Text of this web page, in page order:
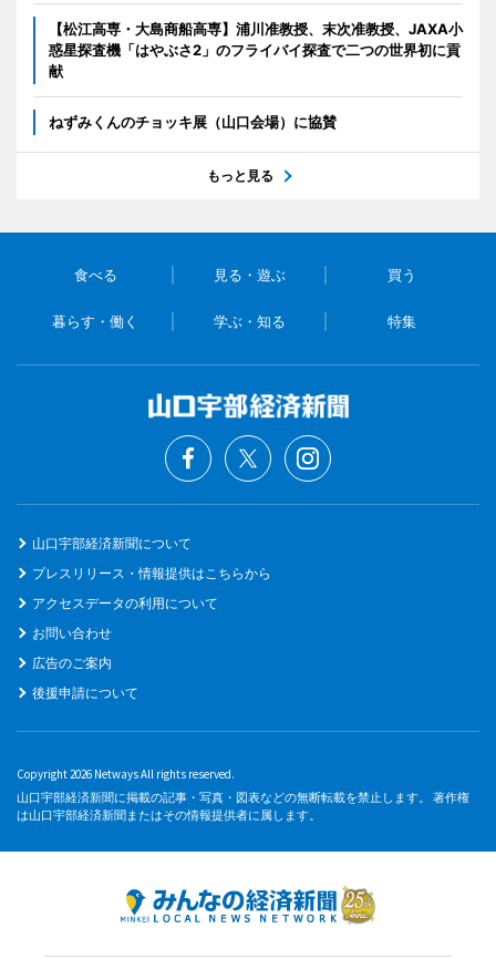
【松江高専・大島商船高専】浦川准教授、末次准教授、JAXA小
惑星探査機「はやぶさ2」のフライバイ探査で二つの世界初に貢
献
ねずみくんのチョッキ展（山口会場）に協賛
もっと見る
食べる 見る・遊ぶ 買う
暮らす・働く 学ぶ・知る 特集
山口宇部経済新聞について
プレスリリース・情報提供はこちらから
アクセスデータの利用について
お問い合わせ
広告のご案内
後援申請について
Copyright 2026 Netways All rights reserved.
山口宇部経済新聞に掲載の記事・写真・図表などの無断転載を禁止します。 著作権
は山口宇部経済新聞またはその情報提供者に属します。